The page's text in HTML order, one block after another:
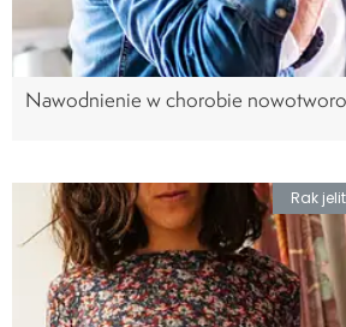
Nawodnienie w chorobie
Rak